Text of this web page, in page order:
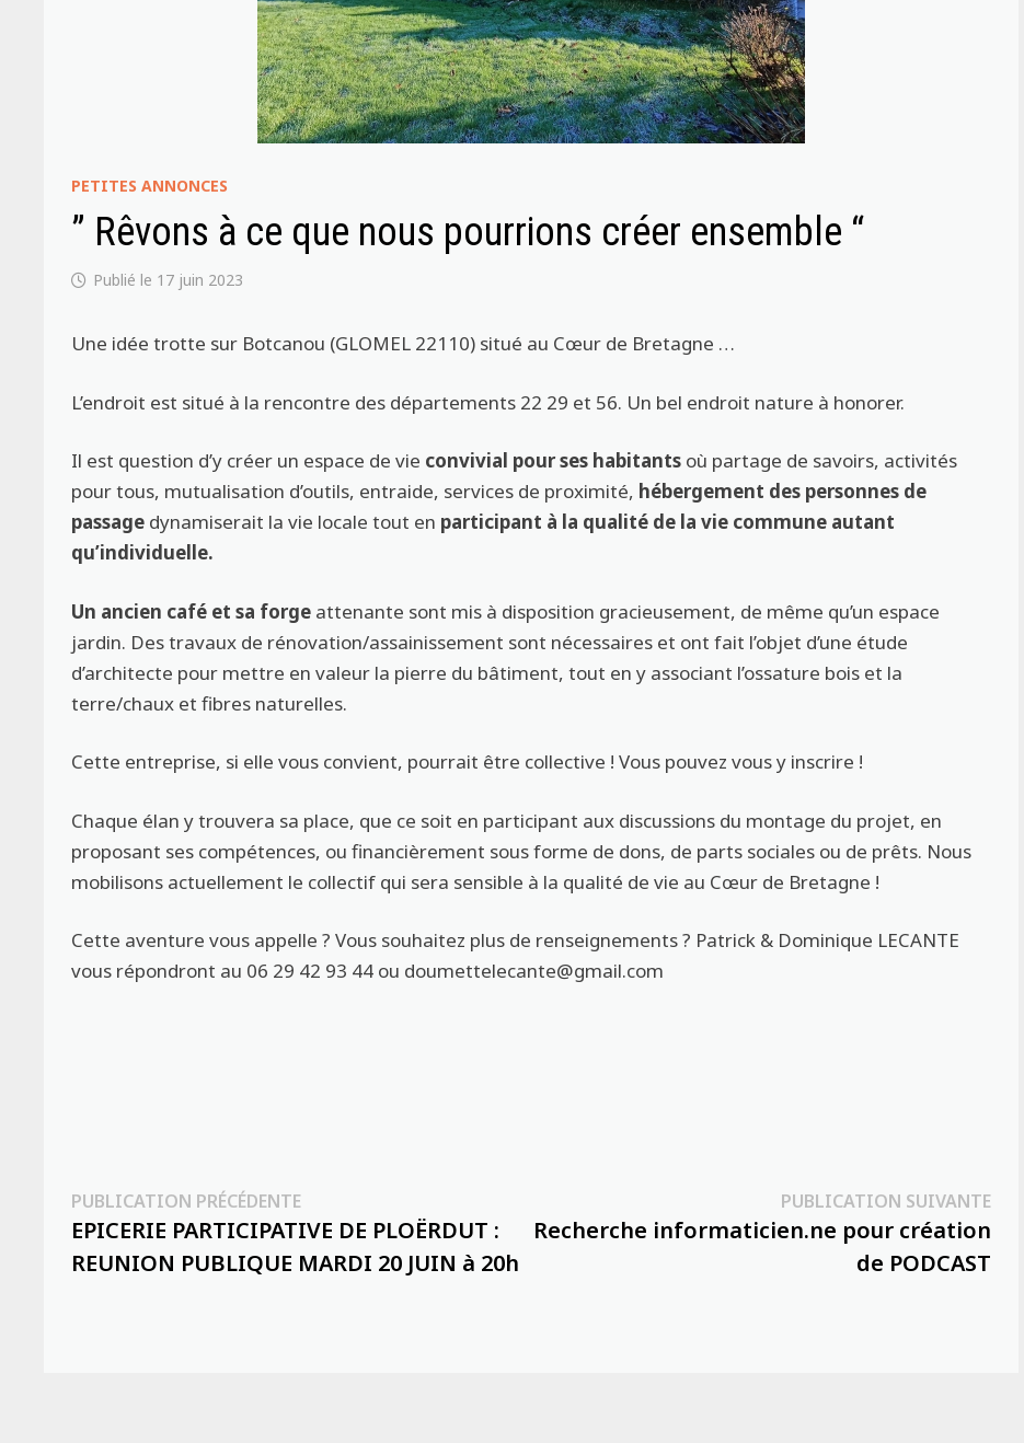
PETITES ANNONCES
” Rêvons à ce que nous pourrions créer ensemble “
17 juin 2023
Une idée trotte sur Botcanou (GLOMEL 22110) situé au Cœur de Bretagne …
L’endroit est situé à la rencontre des départements 22 29 et 56. Un bel endroit nature à honorer.
Il est question d’y créer un espace de vie convivial pour ses habitants où partage de savoirs, activités
pour tous, mutualisation d’outils, entraide, services de proximité, hébergement des personnes de
passage dynamiserait la vie locale tout en participant à la qualité de la vie commune autant
qu’individuelle.
Un ancien café et sa forge attenante sont mis à disposition gracieusement, de même qu’un espace
jardin. Des travaux de rénovation/assainissement sont nécessaires et ont fait l’objet d’une étude
d’architecte pour mettre en valeur la pierre du bâtiment, tout en y associant l’ossature bois et la
terre/chaux et fibres naturelles.
Cette entreprise, si elle vous convient, pourrait être collective ! Vous pouvez vous y inscrire !
Chaque élan y trouvera sa place, que ce soit en participant aux discussions du montage du projet, en
proposant ses compétences, ou financièrement sous forme de dons, de parts sociales ou de prêts. Nous
mobilisons actuellement le collectif qui sera sensible à la qualité de vie au Cœur de Bretagne !
Cette aventure vous appelle ? Vous souhaitez plus de renseignements ? Patrick & Dominique LECANTE
vous répondront au 06 29 42 93 44 ou doumettelecante@gmail.com
Navigation
de
PUBLICATION PRÉCÉDENTEPublication
précédente :
EPICERIE PARTICIPATIVE DE PLOËRDUT :
REUNION PUBLIQUE MARDI 20 JUIN à 20h
PUBLICATION SUIVANTE
Recherche informaticien.ne pour création
de PODCAST